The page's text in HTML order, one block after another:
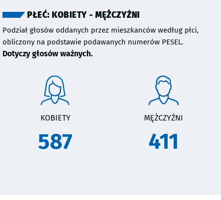
PŁEĆ: KOBIETY - MĘŻCZYŹNI
Podział głosów oddanych przez mieszkanców według płci,
obliczony na podstawie podawanych numerów PESEL.
Dotyczy głosów ważnych.
KOBIETY
587
MĘŻCZYŹNI
411